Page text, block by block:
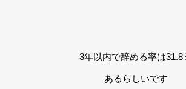
3年以内で辞める率は31.8
あるらしいです